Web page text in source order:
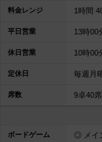
料金レンジ 1時間
平日営業 13時00
休日営業 10時00
定休日 毎週月
席数 9卓40席
ボードゲーム ◎ メイ